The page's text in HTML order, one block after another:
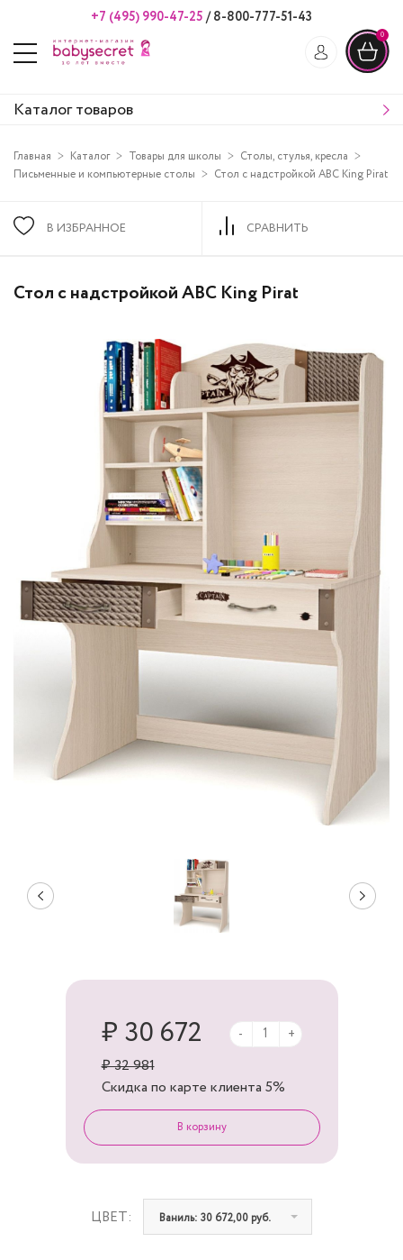
+7 (495) 990-47-25 /8-800-777-51-43
0
Каталог товаров
Главная Каталог Товары для школы
Столы, стулья, кресла
Письменные и компьютерные столы
Стол с надстройкой ABC King Pirat
В ИЗБРАННОЕ СРАВНИТЬ
Стол с надстройкой ABC King Pirat
ЦВЕТ: Ваниль: 30 672,00 руб.
₽ 30 672
₽ 32 981
Скидка по карте клиента 5%
- +